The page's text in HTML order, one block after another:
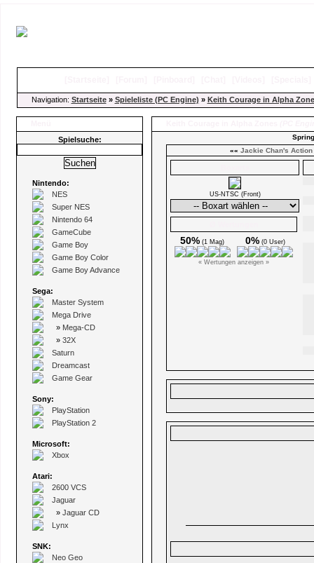
Navigation: Startseite» Spieleliste (PC Engine) » Keith Courage in Alpha
Spielsuche:
Nintendo:
NES
Super NES
Nintendo 64
GameCube
Game Boy
Game Boy Color
Game Boy Advance
Sega:
Master System
Mega Drive
» Mega-CD
» 32X
Saturn
Dreamcast
Game Gear
Sony:
PlayStation
PlayStation 2
Microsoft:
Xbox
Atari:
2600 VCS
Jaguar
» Jaguar CD
Lynx
SNK:
Neo Geo
«« Jackie Chan's Action
US-NTSC (Front)
50% (1 Mag) 0% (0 User)
« Wertungen anzeigen »